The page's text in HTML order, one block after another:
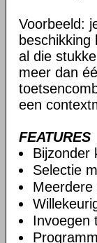
Voorbeeld:
al die
meer dan
een
FEATURES
Bijzonder
Selectie
Invoegen